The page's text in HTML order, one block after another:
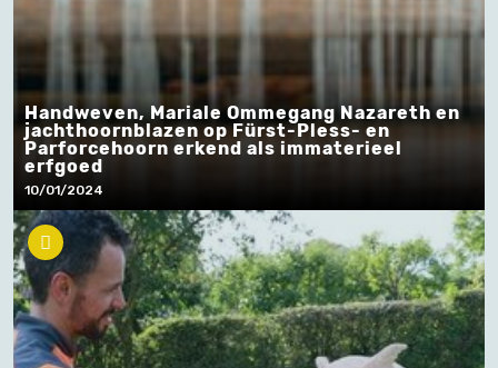
Handweven, Mariale Ommegang Nazareth en
jachthoornblazen op Fürst-Pless- en
Parforcehoorn erkend als immaterieel
erfgoed
10/01/2024